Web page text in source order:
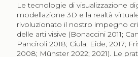
Le tecnologie di visualizzazione
modellazione 3D e la realtà
rivoluzionato il nostro impegno
delle arti visive (Bonaccini 2011;
Panciroli 2018; Ciula, Eide, 2017;
2008; Münster 2022; 2021). Le